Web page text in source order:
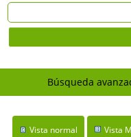
Búsqueda
Vista normal Vista